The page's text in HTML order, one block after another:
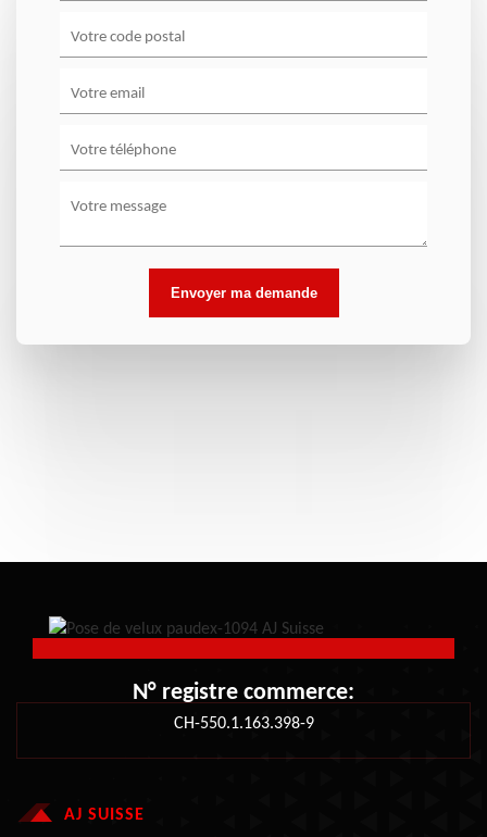
N° registre commerce:
CH-550.1.163.398-9
AJ SUISSE